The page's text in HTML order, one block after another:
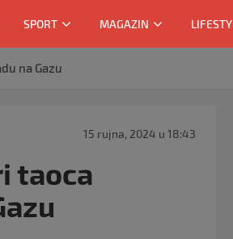
SPORT MAGAZIN
na Gazu
15 rujna, 2024 u 18:43
taoca